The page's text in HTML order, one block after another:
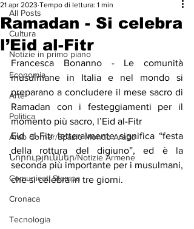
All Posts
Cultura
Notizie in primo piano
Economia
Arte
Politica
Arab Corner/Spazio Mondo Arabo
Նորություններ/Notizie Armene
Comunicati Stampa
Cronaca
Tecnologia
Ramadan - Si celebra
l’Eid al-Fitr
21 apr 2023 Tempo di lettura: 1 min
Francesca Bonanno - Le comunità
musulmane in Italia e nel mondo si
preparano a concludere il mese sacro di
Ramadan con i festeggiamenti per il
momento più sacro, l’Eid al-Fitr
Eid al-Fitr letteralmente significa “festa
della rottura del digiuno”, ed è la
seconda più importante per i musulmani,
che si celebra in tre giorni.